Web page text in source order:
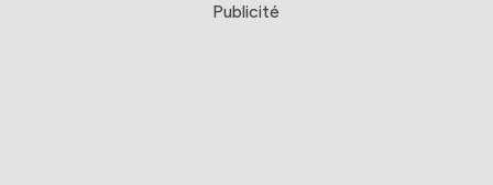
Publicité